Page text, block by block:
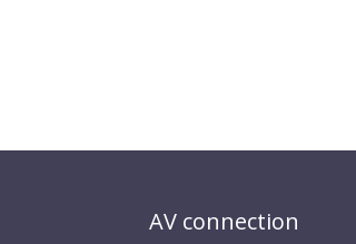
AV connection